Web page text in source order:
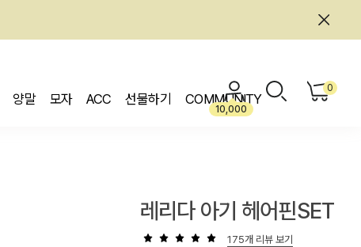
양말 모자 ACC 선물하기 COMMUNITY
10,000
0
레리다 아기 헤어핀SET
175개 리뷰 보기